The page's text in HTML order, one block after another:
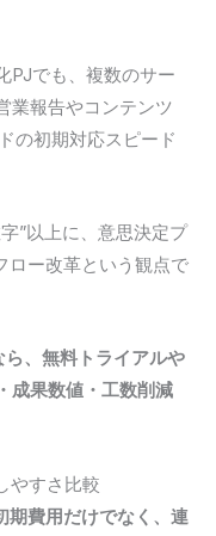
PJでも、複数のサー
業報告やコンテンツ
の初期対応スピード
”以上に、意思決定プ
ロー改革という観点で
ら、無料トライアルや
成果数値・工数削減
やすさ比較
期費用だけでなく、連